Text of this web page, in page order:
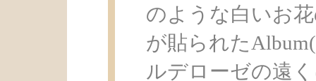
のような白いお
が貼られた
ルデローゼの遠